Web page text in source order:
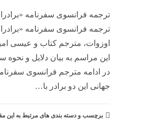
ترجمه فرانسوی سفرنامه
ترجمه فرانسوی سفرنامه
اوزوات، مترجم کتاب و عیسی
در ادامه مترجم فرانسوی سفرنامه
جهانی این دو برادر با…
برچسب و دسته بندی های مرتبط به این